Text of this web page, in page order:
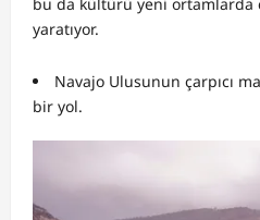
yaratıyor.
Navajo Ulusunun çarpıcı
bir yol.